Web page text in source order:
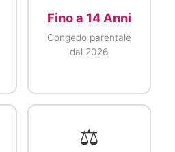
Fino a 14 Anni
Congedo parentale
dal 2026
⚖️